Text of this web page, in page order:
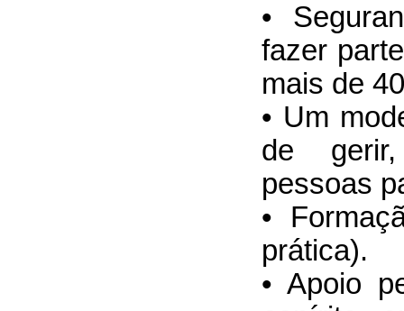
•
fazer
mais de
• Um
de
pessoas
•
prática).
• Apoio